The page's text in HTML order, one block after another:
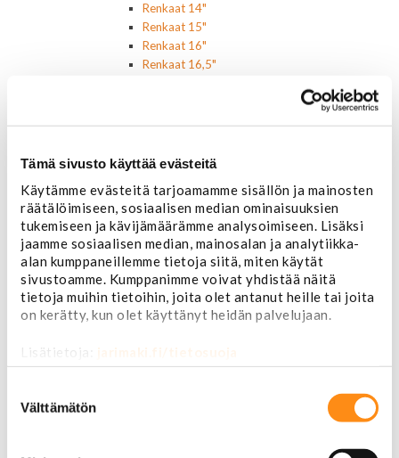
Tämä sivusto käyttää evästeitä
Käytämme evästeitä tarjoamamme sisällön ja mainosten
räätälöimiseen, sosiaalisen median ominaisuuksien
tukemiseen ja kävijämäärämme analysoimiseen. Lisäksi
jaamme sosiaalisen median, mainosalan ja analytiikka-
alan kumppaneillemme tietoja siitä, miten käytät
sivustoamme. Kumppanimme voivat yhdistää näitä
tietoja muihin tietoihin, joita olet antanut heille tai joita
on kerätty, kun olet käyttänyt heidän palvelujaan.
Lisätietoja: jarimaki.fi/tietosuoja
valinta
Välttämätön
Renkaat 14"
Renkaat 15"
Renkaat 16"
Renkaat 16,5"
Renkaat 24"
Pölykapselit, keskiöt, spinnerit
Vannetarvikkeet
14 tuumaiset vanteet
15 tuumaiset vanteet
16 tuumaiset vanteet
17 tuumaiset vanteet
18 tuumaiset vanteet
20 tuumaiset vanteet
22 tuumaiset vanteet
24 tuumaiset vanteet